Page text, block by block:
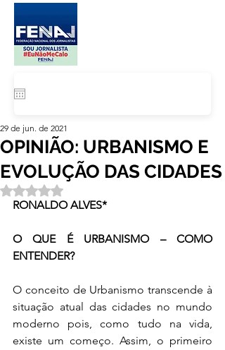
OPINIÃO: URBANISMO E
EVOLUÇÃO DAS CIDADES
29 de jun. de 2021
Avaliado com NaN de 5 estrelas.
RONALDO ALVES*
O QUE É URBANISMO – COMO
ENTENDER?
O conceito de Urbanismo transcende à
situação atual das cidades no mundo
moderno pois, como tudo na vida,
existe um começo. Assim, o primeiro